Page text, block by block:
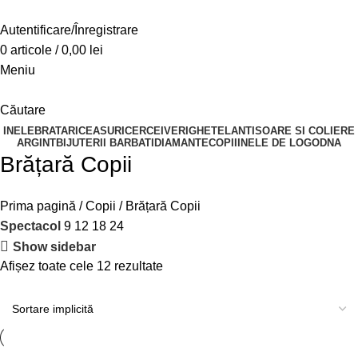
Autentificare/Înregistrare
0 articole / 0,00 lei
Meniu
Căutare
INELEBRATARI CEASURI CERCEI VERIGHETELANTISOARE SI COLIERE
ARGINTBIJUTERII BARBATI DIAMANTECOPII INELE DE LOGODNA
Brățară Copii
Prima pagină Copii
Brățară Copii
Spectacol 9 12 18 24
Show sidebar
Afișez toate cele 12 rezultate